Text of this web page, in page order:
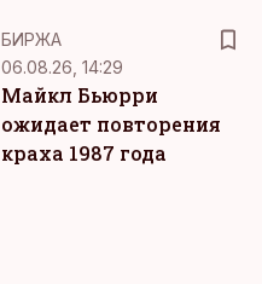
БИРЖА
06.08.26, 14:29
Майкл Бьюрри
ожидает повторения
краха 1987 года